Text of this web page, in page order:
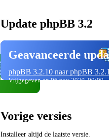
Update phpBB 3.2
Geavanceerde
phpBB 3.2.10 naar phpBB
Vrijgegeven op 06 nov 2020, 00:00
Vorige versies
Installeer altijd de laatste versie.